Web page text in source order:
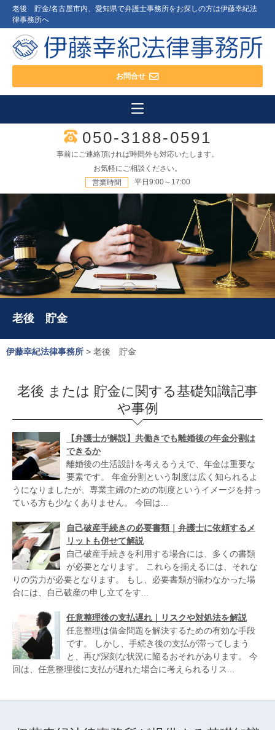
老後 貯金/名古屋市内、愛知県で弁護士事務所をお探しの方は伊藤幸紀法
律事務所へ
お問合せ
050-3188-0591
事前にご連絡頂ければ時間外も対応いたします。
お気軽にご相談ください。
営業時間
平日9:00～17:00
老後 貯金
伊藤幸紀法律事務所 > 老後 貯金
老後 または 貯金に関する基礎知識記事
や事例
【弁護士が解説】共働きでも離婚後の年金分割は
できるか
離婚後の生活設計を考えるうえで、年金は重要な
要素です。 年金分割という制度は広く知られるよ
うになりましたが、専業主婦のための制度というイメージを持っ
ている方も少なくありません。 今回は...
自己破産手続きの必要書類｜弁護士に依頼するメ
リットも併せて解説
自己破産手続きを利用する場合には、多くの書類
が必要となります。 これらを揃えるには、それな
りの労力が必要となります。 もし、必要書類が揃わなかった場
合には、自己破産の申し立てをす...
任意整理後の支払遅れ｜リスクや対処法を解説
任意整理は借金問題を解決するための有効な手段
です。 しかし、手続き後の支払が滞ってしまう
と、再び深刻な状況に陥るおそれがあります。 今
回は、任意整理後に支払が遅れた場合に考えられるリス...